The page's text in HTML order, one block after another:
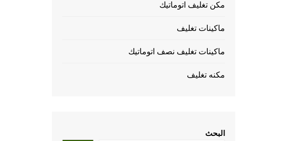
مكن تغليف اتوماتيك
ماكينات تغليف
ماكينات تغليف نصف اتوماتيك
مكنه تغليف
البحث